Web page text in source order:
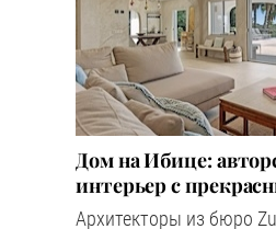
Дом на Ибице:
интерьер с
Архитекторы из бюро